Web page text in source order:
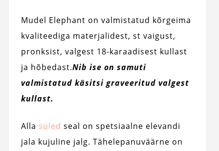
Mudel Elephant on valmistatud kõrgeima
kvaliteediga materjalidest, st vaigust,
pronksist, valgest 18-karaadisest kullast
ja hõbedast.Nib ise on samuti
valmistatud käsitsi graveeritud valgest
kullast.
Alla suled seal on spetsiaalne elevandi
jala kujuline jalg. Tähelepanuväärne on